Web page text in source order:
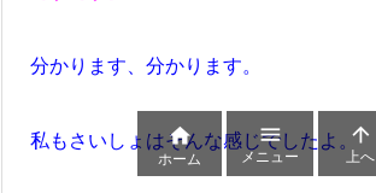
分かります、分かります。
私もさいしょはそんな感じでしたよ。

ホーム

メニュー

上へ